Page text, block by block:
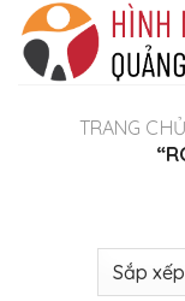
Skip
content
TRANG CHỦ